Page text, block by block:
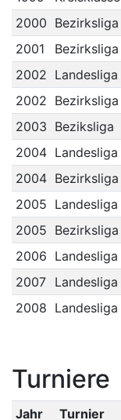
2000 Bezirksliga
2001
Bezirksliga
2002 Landesliga
2002 Bezirksliga
2003 Beziksliga
2004 Landesliga
2004 Bezirksliga
2005 Landesliga
2005 Bezirksliga
2006 Landesliga
2007
Landesliga
2008 Landesliga
Turniere
Jahr Turnier